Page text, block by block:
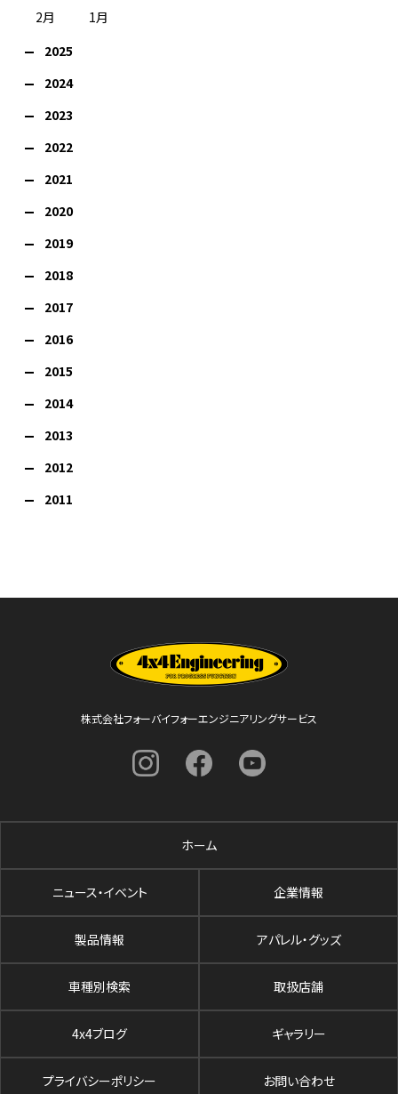
2月
1月
2025
2024
2023
2022
2021
2020
2019
2018
2017
2016
2015
2014
2013
2012
2011
株式会社フォーバイフォーエンジニアリングサービス
ホーム
ニュース・イベント 企業情報
製品情報 アパレル・グッズ
車種別検索 取扱店舗
4x4ブログ ギャラリー
プライバシーポリシー お問い合わせ